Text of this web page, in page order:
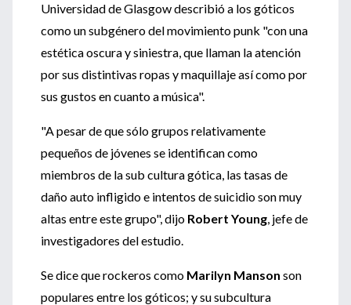
Universidad de Glasgow describió a los góticos
como un subgénero del movimiento punk "con una
estética oscura y siniestra, que llaman la atención
por sus distintivas ropas y maquillaje así como por
sus gustos en cuanto a música".
"A pesar de que sólo grupos relativamente
pequeños de jóvenes se identifican como
miembros de la sub cultura gótica, las tasas de
daño auto infligido e intentos de suicidio son muy
altas entre este grupo", dijo Robert Young, jefe de
investigadores del estudio.
Se dice que rockeros como Marilyn Manson son
populares entre los góticos; y su subcultura